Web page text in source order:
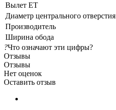
Вылет ET
Диаметр центрального отверстия
Производитель
Ширина обода
?Что означают эти цифры?
Отзывы
Отзывы
Нет оценок
Оставить отзыв